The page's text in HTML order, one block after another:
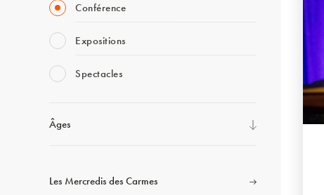
Conférence
Expositions
Spectacles
Âges
Les Mercredis des Carmes